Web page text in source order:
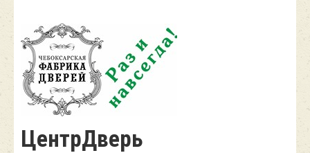
ЦентрДверь